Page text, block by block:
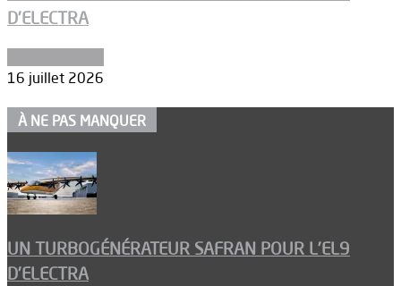
D’ELECTRA
16 juillet 2026
À NE PAS MANQUER
UN TURBOGÉNÉRATEUR SAFRAN POUR L’EL9
D’ELECTRA